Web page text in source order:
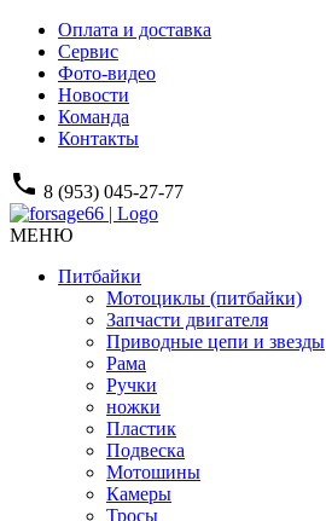
Оплата и доставка
Сервис
Фото-видео
Новости
Команда
Контакты
phone 8 (953) 045-27-77
МЕНЮ
Питбайки
Мотоциклы (питбайки)
Запчасти двигателя
Приводные цепи и звезды
Рама
Ручки
ножки
Пластик
Подвеска
Мотошины
Камеры
Тросы